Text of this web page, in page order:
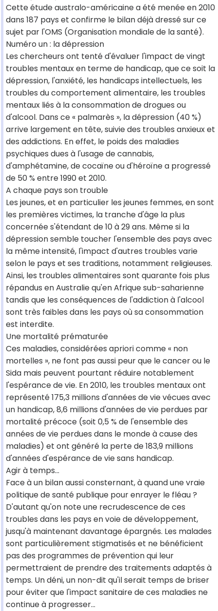
Cette étude australo-américaine a été menée en 2010
dans 187 pays et confirme le bilan déjà dressé sur ce
sujet par l'OMS (Organisation mondiale de la santé).
Numéro un : la dépression
Les chercheurs ont tenté d'évaluer l'impact de vingt
troubles mentaux en terme de handicap, que ce soit la
dépression, l'anxiété, les handicaps intellectuels, les
troubles du comportement alimentaire, les troubles
mentaux liés à la consommation de drogues ou
d'alcool. Dans ce « palmarès », la dépression (40 %)
arrive largement en tête, suivie des troubles anxieux et
des addictions. En effet, le poids des maladies
psychiques dues à l'usage de cannabis,
d'amphétamine, de cocaïne ou d'héroïne a progressé
de 50 % entre 1990 et 2010.
A chaque pays son trouble
Les jeunes, et en particulier les jeunes femmes, en sont
les premières victimes, la tranche d'âge la plus
concernée s'étendant de 10 à 29 ans. Même si la
dépression semble toucher l'ensemble des pays avec
la même intensité, l'impact d'autres troubles varie
selon le pays et ses traditions, notamment religieuses.
Ainsi, les troubles alimentaires sont quarante fois plus
répandus en Australie qu'en Afrique sub-saharienne
tandis que les conséquences de l'addiction à l'alcool
sont très faibles dans les pays où sa consommation
est interdite.
Une mortalité prématurée
Ces maladies, considérées apriori comme « non
mortelles », ne font pas aussi peur que le cancer ou le
Sida mais peuvent pourtant réduire notablement
l'espérance de vie. En 2010, les troubles mentaux ont
représenté 175,3 millions d'années de vie vécues avec
un handicap, 8,6 millions d'années de vie perdues par
mortalité précoce (soit 0,5 % de l'ensemble des
années de vie perdues dans le monde à cause des
maladies) et ont généré la perte de 183,9 millions
d'années d'espérance de vie sans handicap.
Agir à temps...
Face à un bilan aussi consternant, à quand une vraie
politique de santé publique pour enrayer le fléau ?
D'autant qu'on note une recrudescence de ces
troubles dans les pays en voie de développement,
jusqu'à maintenant davantage épargnés. Les malades
sont particulièrement stigmatisés et ne bénéficient
pas des programmes de prévention qui leur
permettraient de prendre des traitements adaptés à
temps. Un déni, un non-dit qu'il serait temps de briser
pour éviter que l'impact sanitaire de ces maladies ne
continue à progresser...